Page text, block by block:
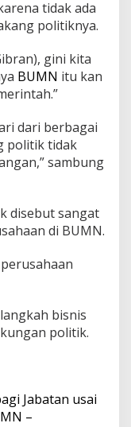
tidak ada
politiknya.
gini kita
BUMN itu kan
dari berbagai
politik tidak
sambung
disebut sangat
di BUMN.
bisnis
politik.
Jabatan usai
–